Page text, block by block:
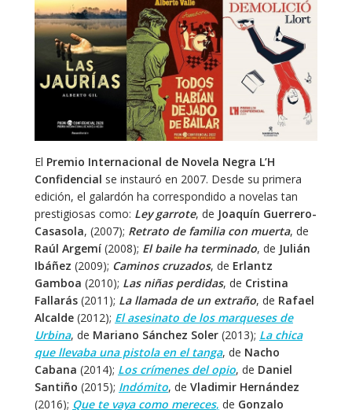
El Premio Internacional de Novela Negra L’H
Confidencial se instauró en 2007. Desde su primera
edición, el galardón ha correspondido a novelas tan
prestigiosas como: Ley garrote, de Joaquín Guerrero-
Casasola, (2007); Retrato de familia con muerta, de
Raúl Argemí(2008); El baile ha terminado, de Julián
Ibáñez (2009); Caminos cruzados, de Erlantz
Gamboa (2010); Las niñas perdidas, de Cristina
Fallarás(2011); La llamada de un extraño, de Rafael
Alcalde(2012); El asesinato de los marqueses de
Urbina, de Mariano Sánchez Soler(2013); La chica
que llevaba una pistola en el tanga, de Nacho
Cabana (2014); Los crímenes del opio, de Daniel
Santiño (2015); Indómito, de Vladimir Hernández
(2016); Que te vaya como mereces, de Gonzalo